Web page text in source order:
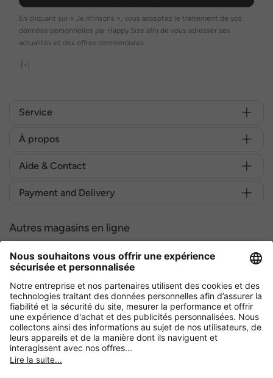
En cliquant sur « Je m'inscris », vous acceptez le traitement de vos
données personnelles par Happy Size afin de vous adresser ses
actualités et des offres commerciales.
[+]
Service
À propos
Aide & Contact
Payment and Delivery
Autres magasins en ligne
Belgique
Achetez en toute sécurité avec :